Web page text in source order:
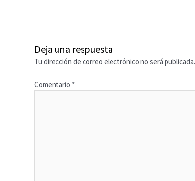
Deja una respuesta
Tu dirección de correo electrónico no será publicada.
Comentario *